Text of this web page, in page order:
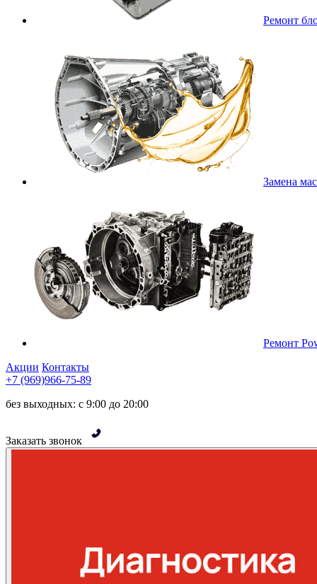
Ремонт
Замена
Ремонт
Акции Контакты
+7 (969)966-75-89
без выходных: с 9:00 до 20:00
Заказать звонок